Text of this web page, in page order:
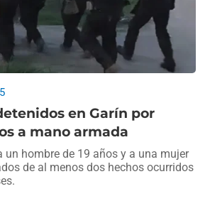
en Garín por
a mano armada
un hombre de 19 años y a una mujer
de al menos dos hechos ocurridos